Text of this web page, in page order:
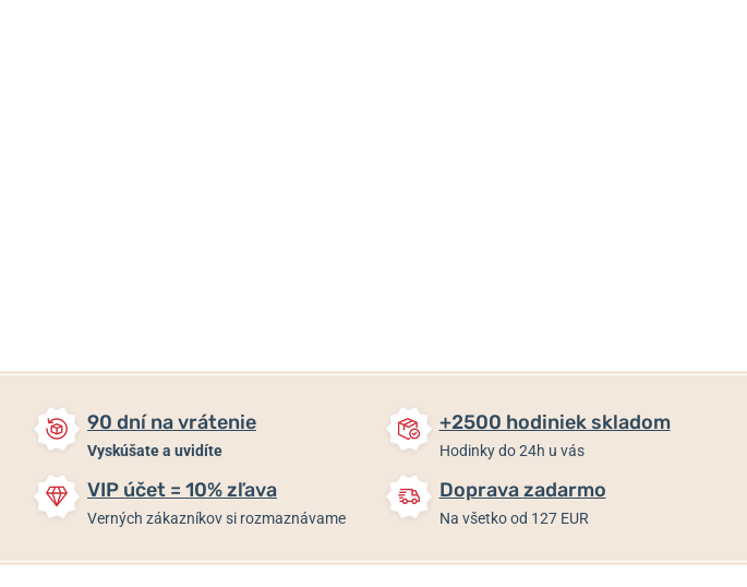
90 dní na vrátenie
Vyskúšate a uvidíte
+2500 hodiniek skladom
Hodinky do 24h u vás
VIP účet = 10% zľava
Verných zákazníkov si rozmaznávame
Doprava zadarmo
Na všetko od 127 EUR